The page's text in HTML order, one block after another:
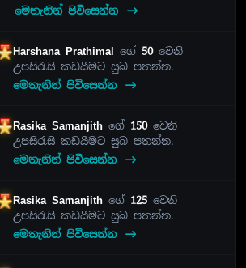
මෙතැනින් පිවිසෙන්න
Harshana Prathimal ගේ 50වෙනි
උපසිරැසි කඩයීමට සුබ පතන්න.
මෙතැනින් පිවිසෙන්න
Rasika Samanjithගේ 150වෙනි
උපසිරැසි කඩයීමට සුබ පතන්න.
මෙතැනින් පිවිසෙන්න
Rasika Samanjithගේ 125 වෙනි
උපසිරැසි කඩයීමට සුබ පතන්න.
මෙතැනින් පිවිසෙන්න